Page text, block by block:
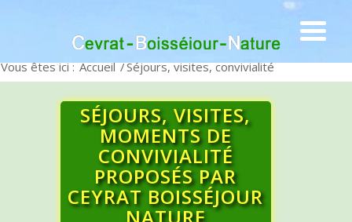
Vous êtes ici : Accueil /Séjours, visites, convivialité
SÉJOURS, VISITES,
MOMENTS DE
CONVIVIALITÉ
PROPOSÉS PAR
CEYRAT BOISSÉJOUR
NATURE